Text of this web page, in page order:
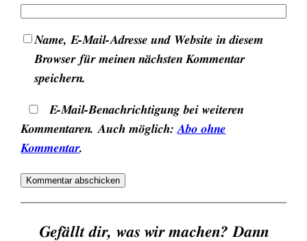
Name, E-Mail-Adresse und Website in diesem
Browser für meinen nächsten Kommentar
speichern.
E-Mail-Benachrichtigung bei weiteren
Kommentaren. Auch möglich:Abo ohne
Kommentar.
Gefällt dir, was wir machen? Dann